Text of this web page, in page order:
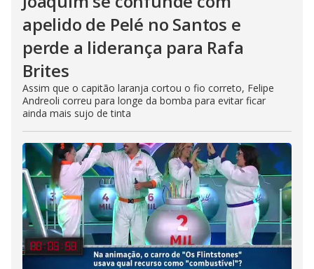
apelido de Pelé no Santos e
perde a liderança para Rafa
Brites
Assim que o capitão laranja cortou o fio correto, Felipe
Andreoli correu para longe da bomba para evitar ficar
ainda mais sujo de tinta